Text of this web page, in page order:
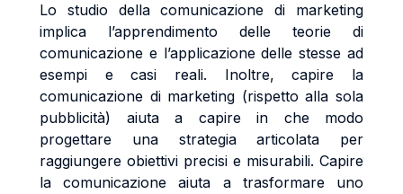
Lo studio della comunicazione di marketing
implica l’apprendimento delle teorie di
comunicazione e l’applicazione delle stesse ad
esempi e casi reali. Inoltre, capire la
comunicazione di marketing (rispetto alla sola
pubblicità) aiuta a capire in che modo
progettare una strategia articolata per
raggiungere obiettivi precisi e misurabili. Capire
la comunicazione aiuta a trasformare uno